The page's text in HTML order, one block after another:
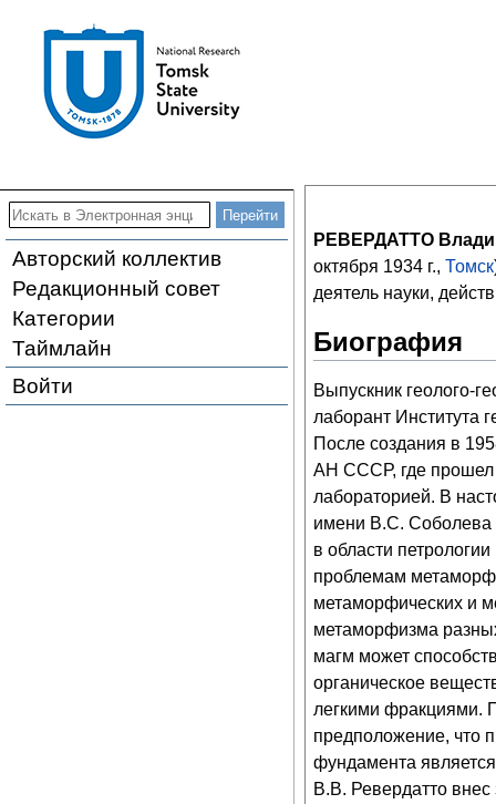
Авторский коллектив
Редакционный совет
Категории
Таймлайн
Войти
РЕВЕРДАТТО
октября 1934 г., Томск
деятель науки,
Биография
Выпускник геолого-
лаборант Института
После создания в
АН СССР, где прошел
лабораторией. В
имени В.С. Соболева
в области
проблемам
метаморфических и
метаморфизма
магм может
органическое
легкими фракциями.
предположение, что
фундамента
В.В. Ревердатто